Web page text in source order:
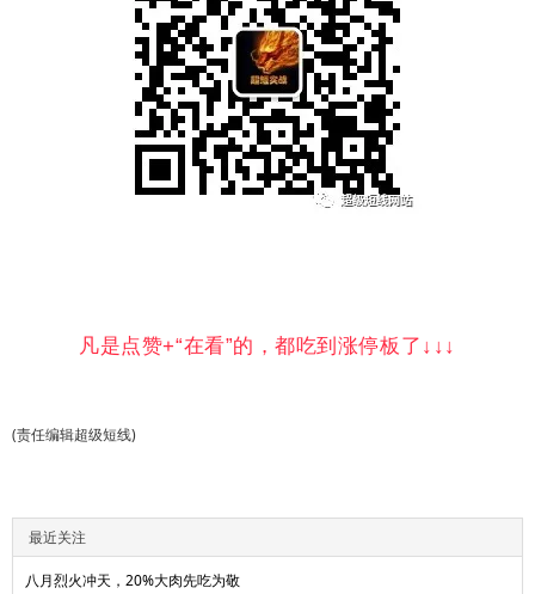
凡是点赞+“在看”的，都吃到涨停板了↓↓↓
(责任编辑超级短线)
最近关注
八月烈火冲天，20%大肉先吃为敬